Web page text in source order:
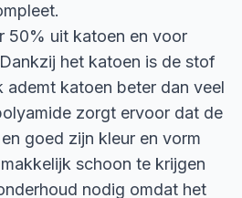
50% uit katoen en voor
het katoen is de stof
ademt katoen beter dan veel
zorgt ervoor dat de
goed zijn kleur en vorm
schoon te krijgen
nodig omdat het